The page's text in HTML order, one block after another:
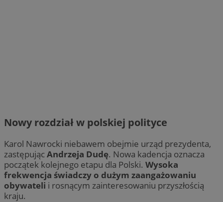
Nowy rozdział w polskiej polityce
Karol Nawrocki niebawem obejmie urząd prezydenta,
zastępującAndrzeja Dudę. Nowa kadencja oznacza
początek kolejnego etapu dla Polski. Wysoka
frekwencja świadczy o dużym zaangażowaniu
obywateli i rosnącym zainteresowaniu przyszłością
kraju.